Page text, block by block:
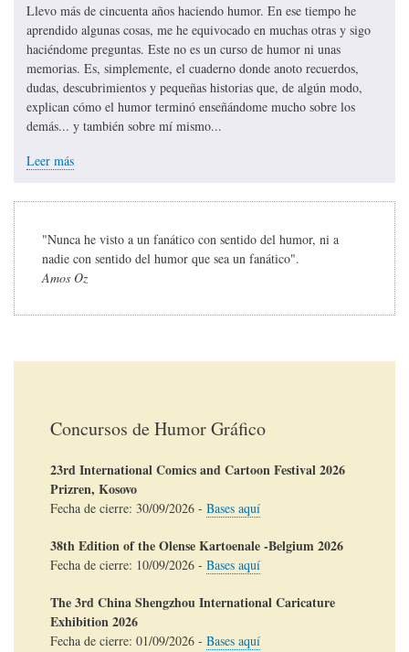
Llevo más de cincuenta años haciendo humor. En ese tiempo he
aprendido algunas cosas, me he equivocado en muchas otras y sigo
haciéndome preguntas. Este no es un curso de humor ni unas
memorias. Es, simplemente, el cuaderno donde anoto recuerdos,
dudas, descubrimientos y pequeñas historias que, de algún modo,
explican cómo el humor terminó enseñándome mucho sobre los
demás... y también sobre mí mismo...
Leer más
"Nunca he visto a un fanático con sentido del humor, ni a
nadie con sentido del humor que sea un fanático".
Amos Oz
Concursos de Humor Gráfico
23rd International Comics and Cartoon Festival 2026
Prizren, Kosovo
Fecha de cierre: 30/09/2026 - Bases aquí
38th Edition of the Olense Kartoenale -Belgium 2026
Fecha de cierre: 10/09/2026 - Bases aquí
The 3rd China Shengzhou International Caricature
Exhibition 2026
Fecha de cierre: 01/09/2026 - Bases aquí